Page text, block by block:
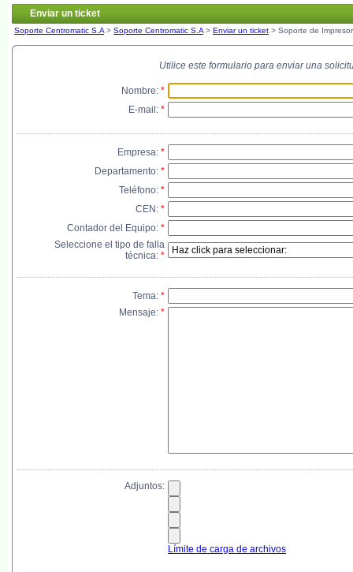
Enviar un ticket
Soporte Centromatic S.A > Soporte Centromatic S.A > Enviar un ticket > Soporte de
Utilice este formulario para enviar una
Nombre: *
E-mail: *
Empresa: *
Departamento: *
Teléfono: *
CEN: *
Contador del Equipo: *
Seleccione el tipo de falla
técnica: *
Tema: *
Mensaje: *
Adjuntos:
Límite de carga de archivos